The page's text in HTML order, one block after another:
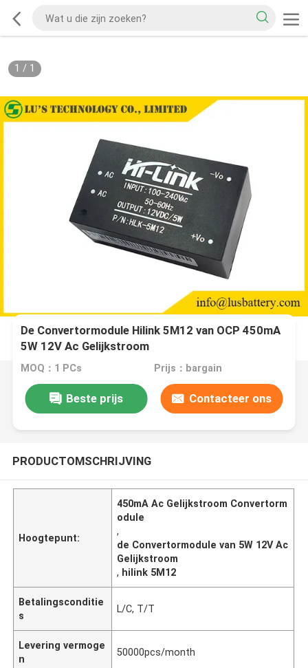
1 / 1
De Convertormodule Hilink 5M12 van OCP 450mA
5W 12V Ac Gelijkstroom
MOQ：1 PCs Prijs：bargain
Beste prijs Contacteer ons
PRODUCTOMSCHRIJVING
Hoogtepunt:
450mA Ac Gelijkstroom Convertorm
odule
,
de Convertormodule van 5W 12V Ac
Gelijkstroom
, hilink 5M12
Betalingsconditie
s
L/C, T/T
Levering vermoge
n
50000pcs/month